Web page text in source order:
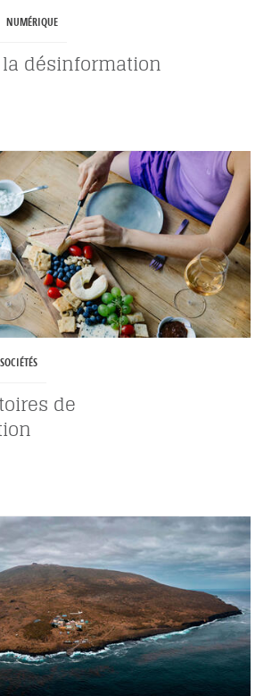
NUMÉRIQUE
désinformation
SOCIÉTÉS
de